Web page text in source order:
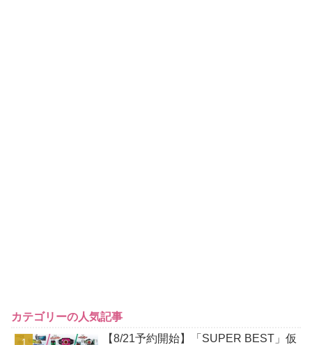
カテゴリーの人気記事
【8/21予約開始】「SUPER BEST」仮